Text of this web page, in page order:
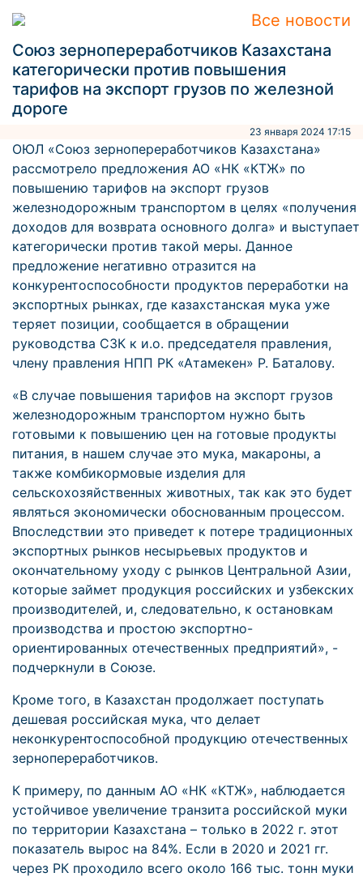
Все новости
Союз зернопереработчиков Казахстана
категорически против повышения
тарифов на экспорт грузов по железной
дороге
23 января 2024 17:15
ОЮЛ «Союз зернопереработчиков Казахстана»
рассмотрело предложения АО «НК «КТЖ» по
повышению тарифов на экспорт грузов
железнодорожным транспортом в целях «получения
доходов для возврата основного долга» и выступает
категорически против такой меры. Данное
предложение негативно отразится на
конкурентоспособности продуктов переработки на
экспортных рынках, где казахстанская мука уже
теряет позиции, сообщается в обращении
руководства СЗК к и.о. председателя правления,
члену правления НПП РК «Атамекен» Р. Баталову.
«В случае повышения тарифов на экспорт грузов
железнодорожным транспортом нужно быть
готовыми к повышению цен на готовые продукты
питания, в нашем случае это мука, макароны, а
также комбикормовые изделия для
сельскохозяйственных животных, так как это будет
являться экономически обоснованным процессом.
Впоследствии это приведет к потере традиционных
экспортных рынков несырьевых продуктов и
окончательному уходу с рынков Центральной Азии,
которые займет продукция российских и узбекских
производителей, и, следовательно, к остановкам
производства и простою экспортно-
ориентированных отечественных предприятий», -
подчеркнули в Союзе.
Кроме того, в Казахстан продолжает поступать
дешевая российская мука, что делает
неконкурентоспособной продукцию отечественных
зернопереработчиков.
К примеру, по данным АО «НК «КТЖ», наблюдается
устойчивое увеличение транзита российской муки
по территории Казахстана – только в 2022 г. этот
показатель вырос на 84%. Если в 2020 и 2021 гг.
через РК проходило всего около 166 тыс. тонн муки